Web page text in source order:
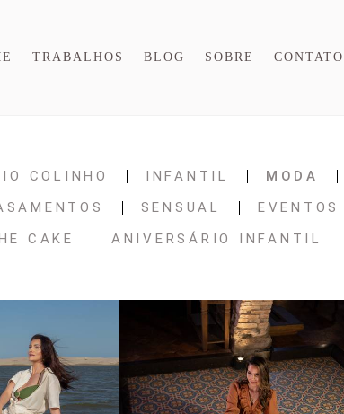
TRABALHOS BLOG SOBRE CONTATO
COLINHO INFANTIL MODA
SENSUAL EVENTOS
CAKE
ANIVERSÁRIO INFANTIL